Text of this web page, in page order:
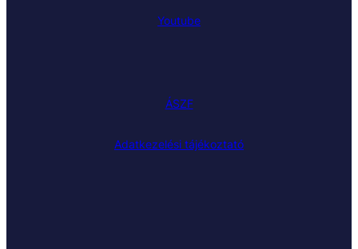
Youtube
ÁSZF
Adatkezelési tájékoztató